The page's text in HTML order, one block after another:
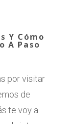
Y Cómo
A Paso
por visitar
de
te voy a